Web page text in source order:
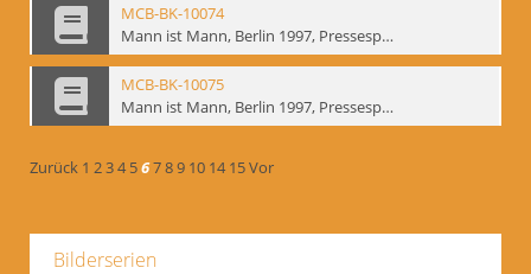
MCB-BK-10074
Mann ist Mann, Berlin 1997, Pressespiegel - interne Signatur: BM-prt-262-22
MCB-BK-10075
Mann ist Mann, Berlin 1997, Pressespiegel - interne Signatur: BM-prt-262-23
Zurück 1 234 56789 10 14 15Vor
Bilderserien